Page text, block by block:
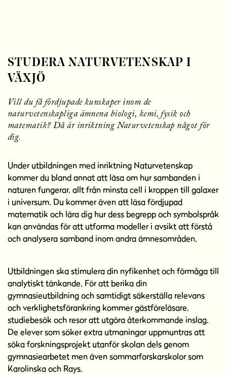
STUDERA NATURVETENSKAP I
VÄXJÖ
Vill du få fördjupade kunskaper inom de
naturvetenskapliga ämnena biologi, kemi, fysik och
matematik? Då är inriktning Naturvetenskap något för
dig.
Under utbildningen med inriktning Naturvetenskap
kommer du bland annat att läsa om hur sambanden i
naturen fungerar, allt från minsta cell i kroppen till galaxer
i universum. Du kommer även att läsa fördjupad
matematik och lära dig hur dess begrepp och symbolspråk
kan användas för att utforma modeller i avsikt att förstå
och analysera samband inom andra ämnesområden.
Utbildningen ska stimulera din nyfikenhet och förmåga till
analytiskt tänkande. För att berika din
gymnasieutbildning och samtidigt säkerställa relevans
och verklighetsförankring kommer gästföreläsare,
studiebesök och resor att utgöra återkommande inslag.
De elever som söker extra utmaningar uppmuntras att
söka forskningsprojekt utanför skolan dels genom
gymnasiearbetet men även sommarforskarskolor som
Karolinska och Rays.